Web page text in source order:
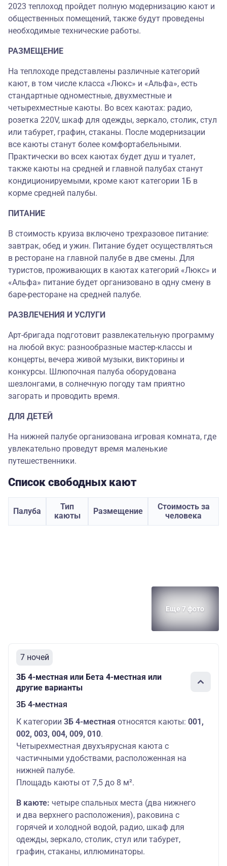
2023 теплоход пройдет полную модернизацию кают и
общественных помещений, также будут проведены
необходимые технические работы.
РАЗМЕЩЕНИЕ
На теплоходе представлены различные категорий
кают, в том числе класса «Люкс» и «Альфа», есть
стандартные одноместные, двухместные и
четырехместные каюты. Во всех каютах: радио,
розетка 220V, шкаф для одежды, зеркало, столик, стул
или табурет, графин, стаканы. После модернизации
все каюты станут более комфортабельными.
Практически во всех каютах будет душ и туалет,
также каюты на средней и главной палубах станут
кондиционируемыми, кроме кают категории 1Б в
корме средней палубы.
ПИТАНИЕ
В стоимость круиза включено трехразовое питание:
завтрак, обед и ужин. Питание будет осуществляться
в ресторане на главной палубе в две смены. Для
туристов, проживающих в каютах категорий «Люкс» и
«Альфа» питание будет организовано в одну смену в
баре-ресторане на средней палубе.
РАЗВЛЕЧЕНИЯ И УСЛУГИ
Арт-бригада подготовит развлекательную программу
на любой вкус: разнообразные мастер-классы и
концерты, вечера живой музыки, викторины и
конкурсы. Шлюпочная палуба оборудована
шезлонгами, в солнечную погоду там приятно
загорать и проводить время.
ДЛЯ ДЕТЕЙ
На нижней палубе организована игровая комната, где
увлекательно проведут время маленькие
путешественники.
Список свободных кают
Палуба
Тип
каюты
Размещение
Стоимость за
человека
Еще 7 фото
7 ночей
3Б 4-местная или Бета 4-местная или
другие варианты
3Б 4-местная
К категории 3Б 4-местная относятся каюты: 001,
002, 003, 004, 009, 010.
Четырехместная двухъярусная каюта с
частичными удобствами, расположенная на
нижней палубе.
Площадь каюты от 7,5 до 8 м².
В каюте: четыре спальных места (два нижнего
и два верхнего расположения), раковина с
горячей и холодной водой, радио, шкаф для
одежды, зеркало, столик, стул или табурет,
графин, стаканы, иллюминаторы.